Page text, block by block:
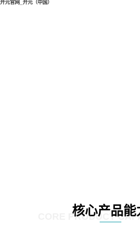
开元官网_开元（中国）
核心产品能
CORE PRODUCT